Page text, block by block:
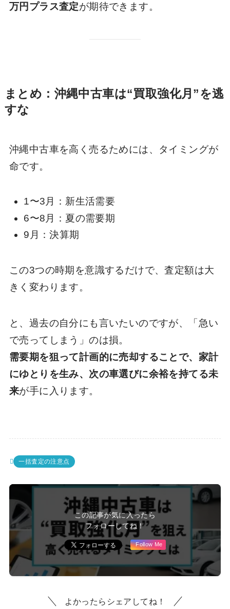
万円プラス査定が期待できます。
まとめ：沖縄中古車は“買取強化月”を逃
すな
沖縄中古車を高く売るためには、タイミングが
命です。
1〜3月：新生活需要
6〜8月：夏の需要期
9月：決算期
この3つの時期を意識するだけで、査定額は大
きく変わります。
と、過去の自分にも言いたいのですが、「急い
で売ってしまう」のは損。
需要期を狙って計画的に売却することで、家計
にゆとりを生み、次の車選びに余裕を持てる未
来が手に入ります。
一括査定の注意点
この記事が気に入ったら
フォローしてね！
Follow Me
よかったらシェアしてね！